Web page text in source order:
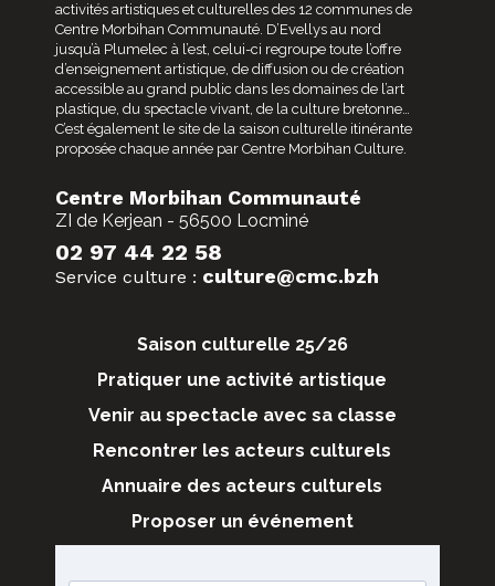
activités artistiques et culturelles des 12 communes de
Centre Morbihan Communauté. D’Evellys au nord
jusqu’à Plumelec à l’est, celui-ci regroupe toute l’offre
d’enseignement artistique, de diffusion ou de création
accessible au grand public dans les domaines de l’art
plastique, du spectacle vivant, de la culture bretonne…
C’est également le site de la saison culturelle itinérante
proposée chaque année par Centre Morbihan Culture.
Centre Morbihan Communauté
ZI de Kerjean - 56500 Locminé
02 97 44 22 58
Service culture : culture@cmc.bzh
Saison culturelle 25/26
Pratiquer une activité artistique
Venir au spectacle avec sa classe
Rencontrer les acteurs culturels
Annuaire des acteurs culturels
Proposer un événement